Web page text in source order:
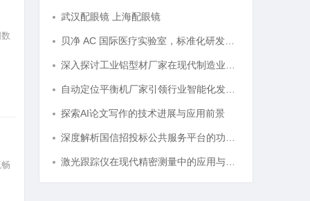
武汉配眼镜 上海配眼镜
探索AI论文写作的技术进展与应用前景